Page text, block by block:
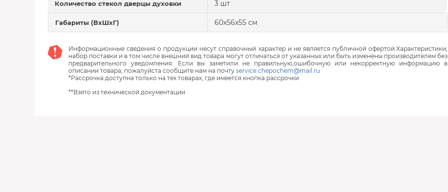
Количество стекол дверцы духовки 3 шт
Габариты (ВхШхГ) 60х56х55 см
Информационные сведения о продукции несут справочный характер и не является публичной офертой.Характеристики,
набор поставки и в том числе внешний вид товара могут отличаться от указанных или быть изменены производителем без
предварительного уведомления. Если вы заметили не правильную,ошибочную или некорректную информацию в
описании товара, пожалуйста сообщите нам на почту service.chepochem@mail.ru
*Рассрочка доступна только на тех товарах, где имеется кнопка рассрочки
**Взято из технической документации